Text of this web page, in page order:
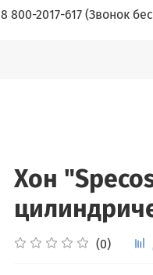
8 800-2017-617 (Звонок
Хон
(0)